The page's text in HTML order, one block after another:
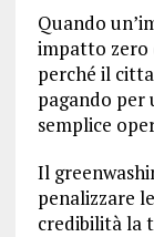
Quando
impatto zero
perché il
pagando per
semplice
Il
penalizzare
credibilità la